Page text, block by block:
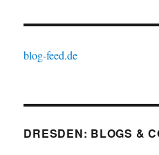
blog-feed.de
DRESDEN: BLOGS &